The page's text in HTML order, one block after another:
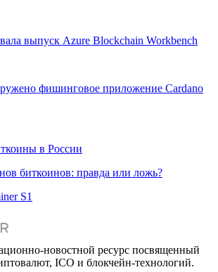
выпуск Azure Blockchain Workbench
фишинговое приложение Cardano
в России
биткоинов: правда или ложь?
S1
новостной ресурс посвященный
ICO и блокчейн-технологий.